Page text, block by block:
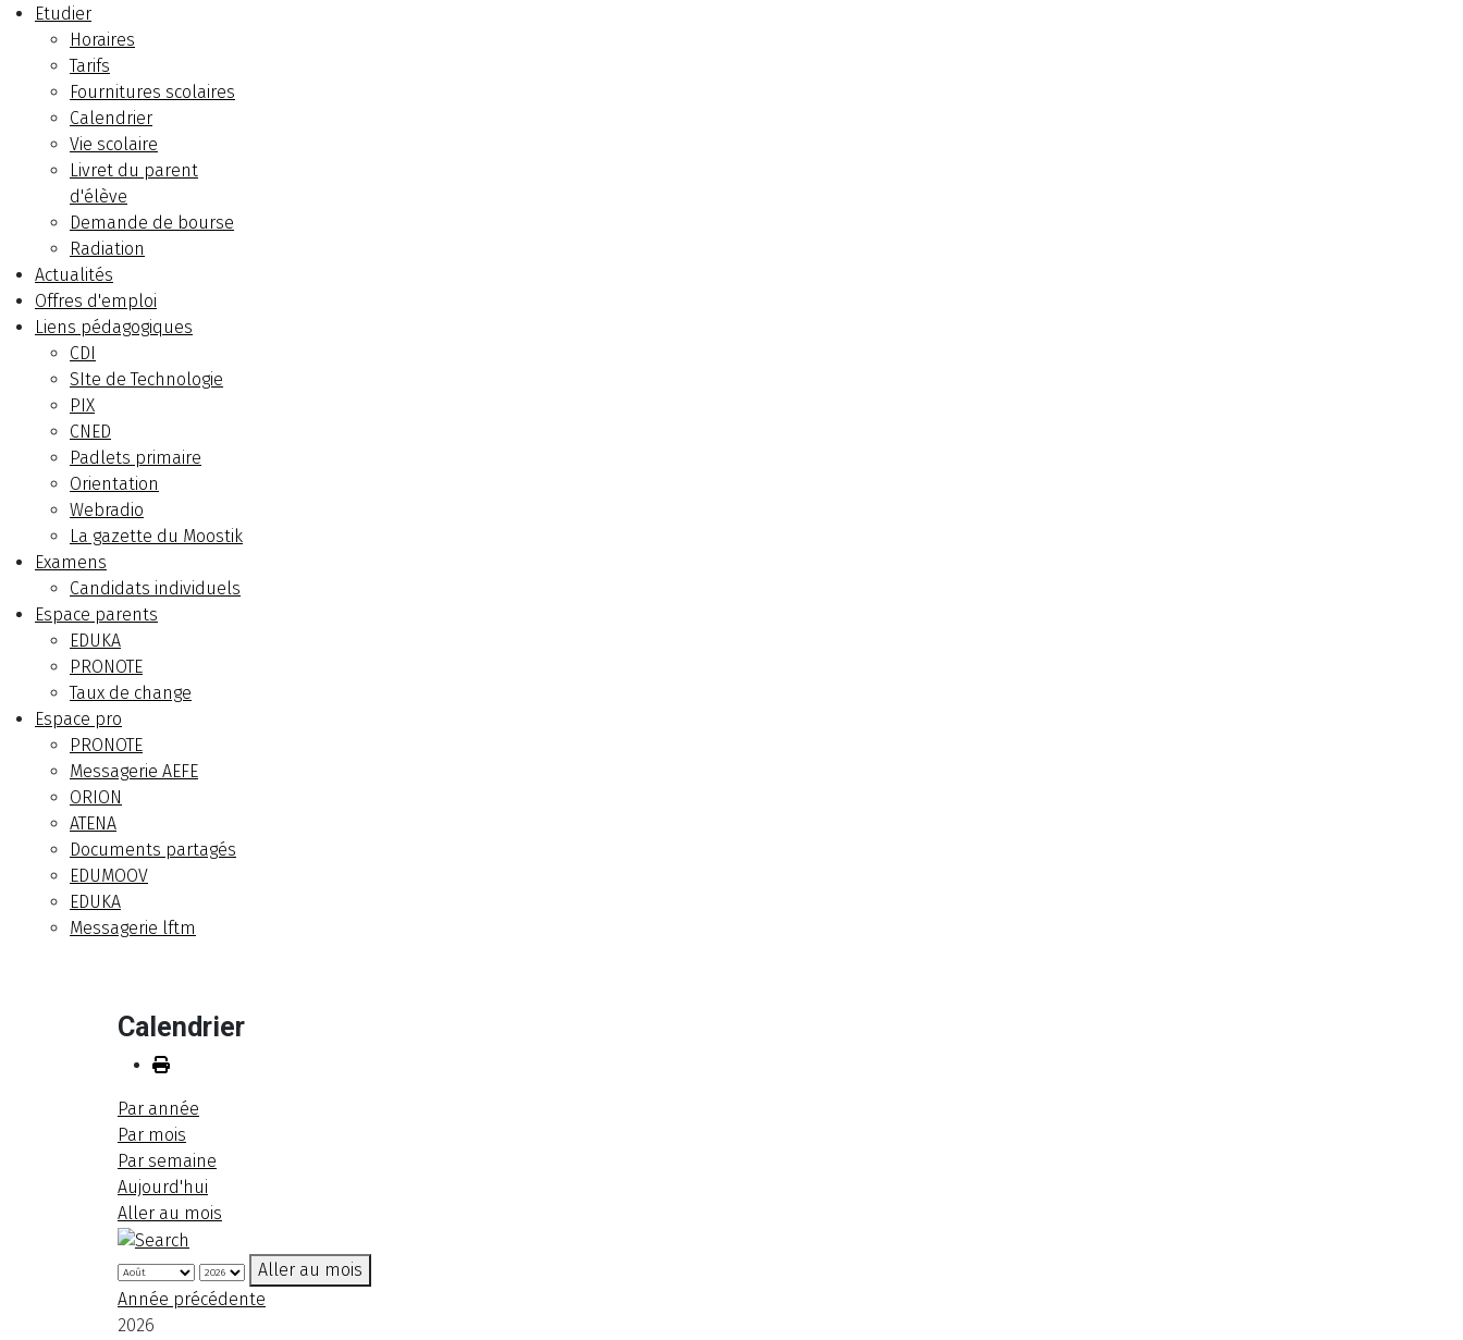
Etudier
Horaires
Tarifs
Fournitures scolaires
Calendrier
Vie scolaire
Livret du parent
d'élève
Demande de bourse
Radiation
Actualités
Offres d'emploi
Liens pédagogiques
CDI
SIte de Technologie
PIX
CNED
Padlets primaire
Orientation
Webradio
La gazette du Moostik
Examens
Candidats individuels
Espace parents
EDUKA
PRONOTE
Taux de change
Espace pro
PRONOTE
Messagerie AEFE
ORION
ATENA
Documents partagés
EDUMOOV
EDUKA
Messagerie lftm
Calendrier
Par année
Par mois
Par semaine
Aujourd'hui
Aller au mois
Aller au mois
Année précédente
2026